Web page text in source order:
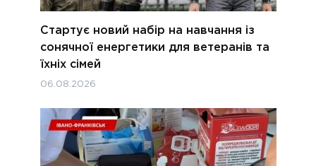
Стартує новий набір на навчання із
сонячної енергетики для ветеранів та
їхніх сімей
06.08.2026